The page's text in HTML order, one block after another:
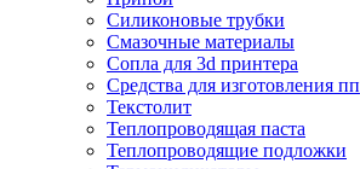
Силиконовые трубки
Смазочные материалы
Сопла для 3d принтера
Средства для изготовления пп
Текстолит
Теплопроводящая паста
Теплопроводящие подложки